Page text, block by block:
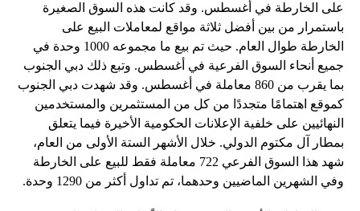
على الخارطة في أغسطس. وقد كانت هذه السوق الصغيرة
باستمرار من بين أفضل ثلاثة مواقع لمعاملات البيع على
الخارطة طوال العام. حيث تم بيع ما مجموعه 1000 وحدة في
جميع أنحاء السوق الفرعية في أغسطس. وتبع ذلك دبي الجنوب
بما يقرب من 860 معاملة في أغسطس. وقد شهدت دبي الجنوب
كموقع اهتمامًا متجددًا من كل من المستثمرين والمستخدمين
النهائيين على خلفية الإعلانات الحكومية الأخيرة فيما يتعلق
بمطار آل مكتوم الدولي. خلال الأشهر الستة الأولى من العام،
شهد هذا السوق الفرعي 722 معاملة فقط للبيع على الخارطة
وفي الشهرين الماضيين وحدهما، تم تداول أكثر من 1290 وحدة.